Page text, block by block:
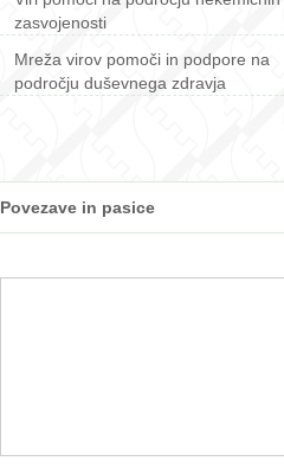
zasvojenosti
Mreža virov pomoči in podpore na
področju duševnega zdravja
Povezave in pasice